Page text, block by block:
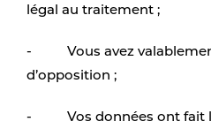
légal au traitement ;
- Vous avez
d’opposition ;
- Vos données ont fait